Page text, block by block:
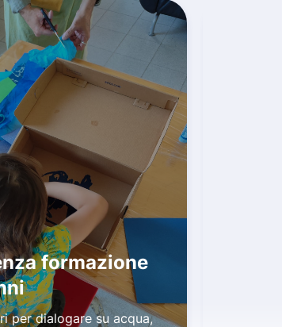
formazione
per dialogare su acqua,